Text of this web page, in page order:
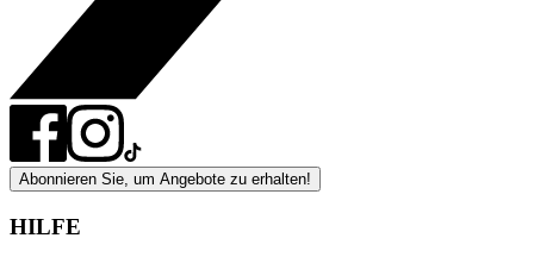
Abonnieren Sie, um Angebote zu erhalten!
HILFE